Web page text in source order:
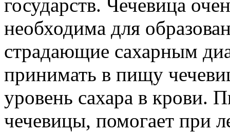
государств. Чечевица
необходима для
страдающие сахарным
принимать в пищу
уровень сахара в крови.
чечевицы, помогает при